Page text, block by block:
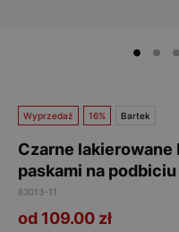
Wyprzedaż 16% Bartek
Czarne
paskami na podbiciu
83013-11
od 109.00 zł